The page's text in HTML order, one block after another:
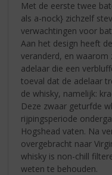
Met de eerste twee
als a-nock} zichzelf
verwachtingen voor
Aan het design heeft
veranderd, en
adelaar die een
toeval dat de adelaar
de whisky, namelijk:
Deze zwaar geturfde
rijpingsperiode
Hogshead vaten. Na
overgebracht naar
whisky is non-chill
weten te behouden.